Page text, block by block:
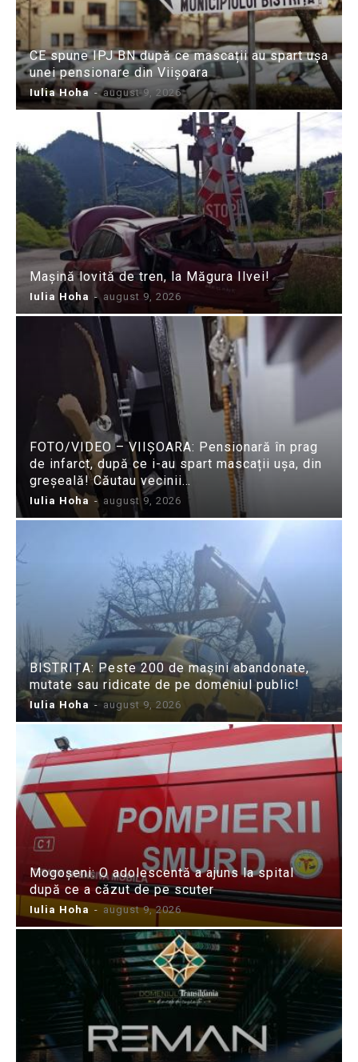
CE spune IPJ BN după ce mascații au spart ușa
unei pensionare din Viișoara
Iulia Hoha - august 9, 2026
Mașină lovită de tren, la Măgura Ilvei!
Iulia Hoha - august 9, 2026
FOTO/VIDEO – VIIȘOARA: Pensionară în prag
de infarct, după ce i-au spart mascații ușa, din
greșeală! Căutau vecinii…
Iulia Hoha - august 9, 2026
BISTRIȚA: Peste 200 de mașini abandonate,
mutate sau ridicate de pe domeniul public!
Iulia Hoha - august 9, 2026
Mogoșeni: O adolescentă a ajuns la spital
după ce a căzut de pe scuter
Iulia Hoha - august 9, 2026